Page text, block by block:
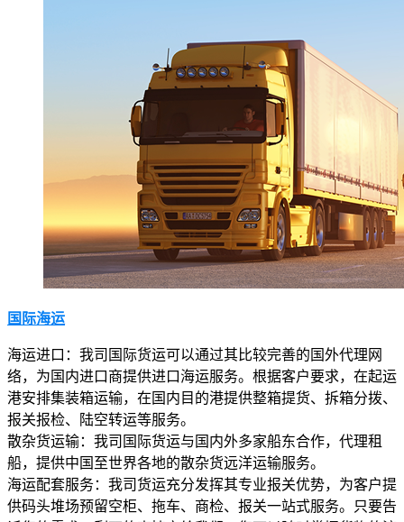
国际海运
海运进口：我司国际货运可以通过其比较完善的国外代理网
络，为国内进口商提供进口海运服务。根据客户要求，在起运
港安排集装箱运输，在国内目的港提供整箱提货、拆箱分拨、
报关报检、陆空转运等服务。
散杂货运输：我司国际货运与国内外多家船东合作，代理租
船，提供中国至世界各地的散杂货远洋运输服务。
海运配套服务：我司货运充分发挥其专业报关优势，为客户提
供码头堆场预留空柜、拖车、商检、报关一站式服务。只要告